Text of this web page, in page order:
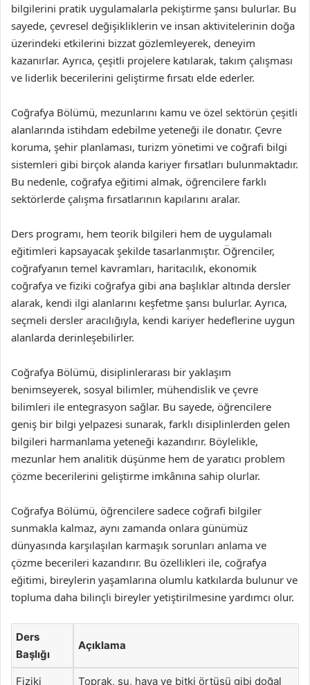
bilgilerini pratik uygulamalarla pekiştirme şansı bulurlar. Bu
sayede, çevresel değişikliklerin ve insan aktivitelerinin doğa
üzerindeki etkilerini bizzat gözlemleyerek, deneyim
kazanırlar. Ayrıca, çeşitli projelere katılarak, takım çalışması
ve liderlik becerilerini geliştirme fırsatı elde ederler.
Coğrafya Bölümü, mezunlarını kamu ve özel sektörün çeşitli
alanlarında istihdam edebilme yeteneği ile donatır. Çevre
koruma, şehir planlaması, turizm yönetimi ve coğrafi bilgi
sistemleri gibi birçok alanda kariyer fırsatları bulunmaktadır.
Bu nedenle, coğrafya eğitimi almak, öğrencilere farklı
sektörlerde çalışma fırsatlarının kapılarını aralar.
Ders programı, hem teorik bilgileri hem de uygulamalı
eğitimleri kapsayacak şekilde tasarlanmıştır. Öğrenciler,
coğrafyanın temel kavramları, haritacılık, ekonomik
coğrafya ve fiziki coğrafya gibi ana başlıklar altında dersler
alarak, kendi ilgi alanlarını keşfetme şansı bulurlar. Ayrıca,
seçmeli dersler aracılığıyla, kendi kariyer hedeflerine uygun
alanlarda derinleşebilirler.
Coğrafya Bölümü, disiplinlerarası bir yaklaşım
benimseyerek, sosyal bilimler, mühendislik ve çevre
bilimleri ile entegrasyon sağlar. Bu sayede, öğrencilere
geniş bir bilgi yelpazesi sunarak, farklı disiplinlerden gelen
bilgileri harmanlama yeteneği kazandırır. Böylelikle,
mezunlar hem analitik düşünme hem de yaratıcı problem
çözme becerilerini geliştirme imkânına sahip olurlar.
Coğrafya Bölümü, öğrencilere sadece coğrafi bilgiler
sunmakla kalmaz, aynı zamanda onlara günümüz
dünyasında karşılaşılan karmaşık sorunları anlama ve
çözme becerileri kazandırır. Bu özellikleri ile, coğrafya
eğitimi, bireylerin yaşamlarına olumlu katkılarda bulunur ve
topluma daha bilinçli bireyler yetiştirilmesine yardımcı olur.
Ders
Başlığı
Açıklama
Fiziki
Toprak, su, hava ve bitki örtüsü gibi doğal